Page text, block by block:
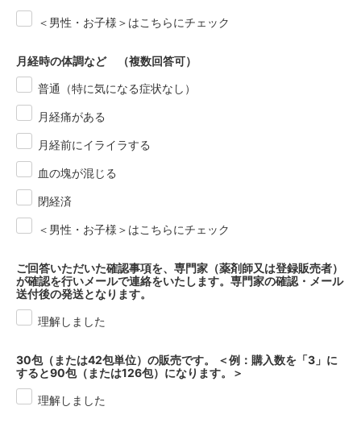
＜男性・お子様＞はこちらにチェック
月経時の体調など （複数回答可）
普通（特に気になる症状なし）
月経痛がある
月経前にイライラする
血の塊が混じる
閉経済
＜男性・お子様＞はこちらにチェック
ご回答いただいた確認事項を、専門家（薬剤師又は登録販売者）
が確認を行いメールで連絡をいたします。専門家の確認・メール
送付後の発送となります。
理解しました
30包（または42包単位）の販売です。 ＜例：購入数を「3」に
すると90包（または126包）になります。＞
理解しました